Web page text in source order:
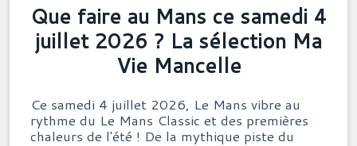
Que faire au Mans ce samedi 4
juillet 2026 ? La sélection Ma
Vie Mancelle
Ce samedi 4 juillet 2026, Le Mans vibre au
rythme du Le Mans Classic et des premières
chaleurs de l'été ! De la mythique piste du